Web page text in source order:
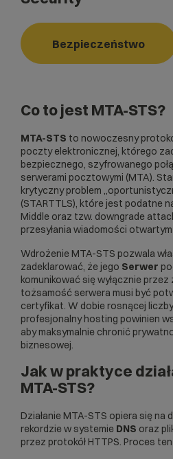
Bezpieczeństwo
Co to jest MTA-STS?
MTA-STS to nowoczesny
poczty elektronicznej, którego
bezpiecznego, szyfrowanego
serwerami pocztowymi (MTA).
krytyczny problem
(STARTTLS), które jest podatne
Middle oraz tzw. downgrade
przesyłania wiadomości
Wdrożenie MTA-STS pozwala
zadeklarować, że jego Serwer
komunikować się wyłącznie przez
tożsamość serwera musi być
certyfikat. W dobie rosnącej
profesjonalnyhosting powinien
aby maksymalnie chronić
biznesowej.
Jak w praktyce
MTA-STS?
Działanie MTA-STS opiera się na
rekordzie w systemie DNS oraz
przez protokół HTTPS. Proces